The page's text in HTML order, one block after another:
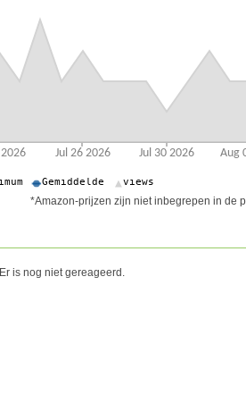
*Amazon-prijzen zijn niet inbegrepen in de
Er is nog niet gereageerd.